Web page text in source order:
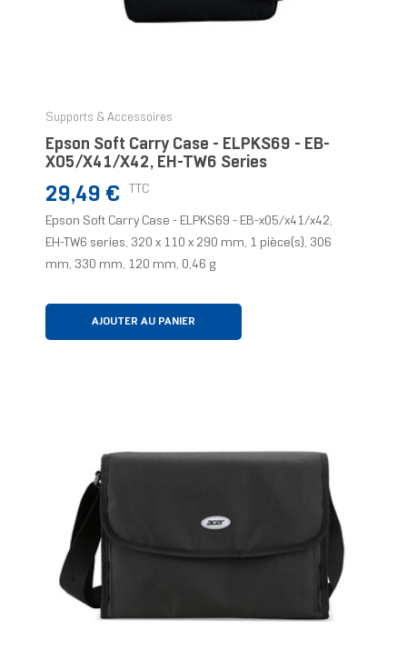
Supports & Accessoires
Epson Soft Carry Case - ELPKS69 - EB-
X05/x41/x42, EH-TW6 Series
Prix
29,49 € TTC
Epson Soft Carry Case - ELPKS69 - EB-x05/x41/x42,
EH-TW6 series, 320 x 110 x 290 mm, 1 pièce(s), 306
mm, 330 mm, 120 mm, 0,46 g
AJOUTER AU PANIER